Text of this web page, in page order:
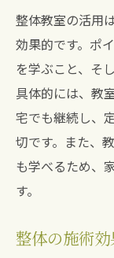
整体の
知識
整体教
果
整体を
介
整体の
準
整体教室の活用
効果的です。ポ
を学ぶこと、そ
具体的には、教
宅でも継続し、
切です。また、
も学べるため、
す。
整体の施術